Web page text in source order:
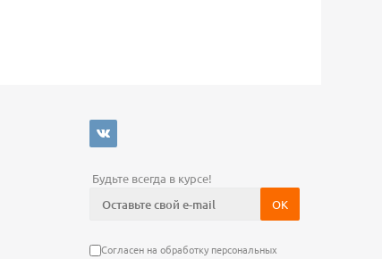
Будьте всегда в курсе!
Согласен на обработку персональных